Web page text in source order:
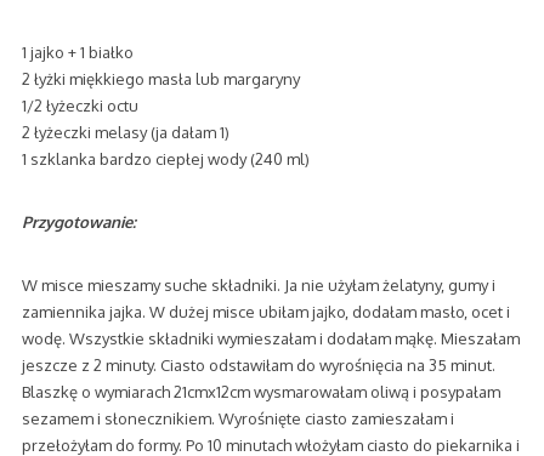
1 jajko + 1 białko
2 łyżki miękkiego masła lub margaryny
1/2 łyżeczki octu
2 łyżeczki melasy (ja dałam 1)
1 szklanka bardzo ciepłej wody (240 ml)
Przygotowanie:
W misce mieszamy suche składniki. Ja nie użyłam żelatyny, gumy i
zamiennika jajka. W dużej misce ubiłam jajko, dodałam masło, ocet i
wodę. Wszystkie składniki wymieszałam i dodałam mąkę. Mieszałam
jeszcze z 2 minuty. Ciasto odstawiłam do wyrośnięcia na 35 minut.
Blaszkę o wymiarach 21cmx12cm wysmarowałam oliwą i posypałam
sezamem i słonecznikiem. Wyrośnięte ciasto zamieszałam i
przełożyłam do formy. Po 10 minutach włożyłam ciasto do piekarnika i